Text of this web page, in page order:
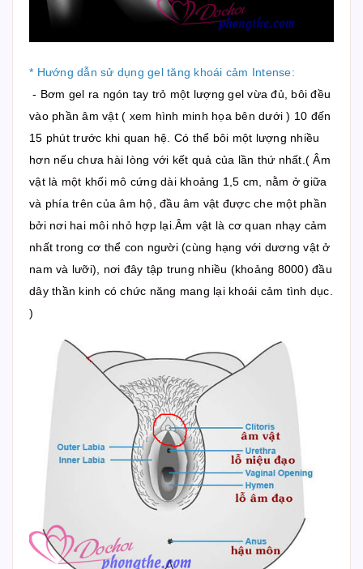
* Hướng dẫn sử dụng gel tăng khoái cảm Intense:
- Bơm gel ra ngón tay trỏ một lượng gel vừa đủ, bôi đều
vào phần âm vật ( xem hình minh họa bên dưới ) 10 đến
15 phút trước khi quan hệ. Có thể bôi một lượng nhiều
hơn nếu chưa hài lòng với kết quả của lần thứ nhất.( Âm
vật là một khối mô cứng dài khoảng 1,5 cm, nằm ở giữa
và phía trên của âm hộ, đầu âm vật được che một phần
bởi nơi hai môi nhỏ hợp lại.Âm vật là cơ quan nhạy cảm
nhất trong cơ thể con người (cùng hạng với dương vật ở
nam và lưỡi), nơi đây tập trung nhiều (khoảng 8000) đầu
dây thần kinh có chức năng mang lại khoái cảm tình dục.
)